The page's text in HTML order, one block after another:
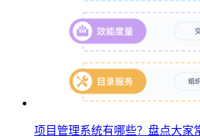
项目管理系统有哪些？盘点大家